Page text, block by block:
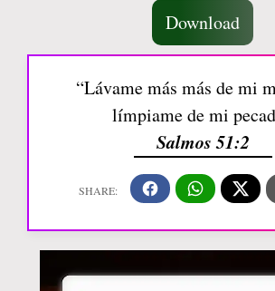
Download
“Lávame más más de mi
límpiame de mi
Salmos 51:2